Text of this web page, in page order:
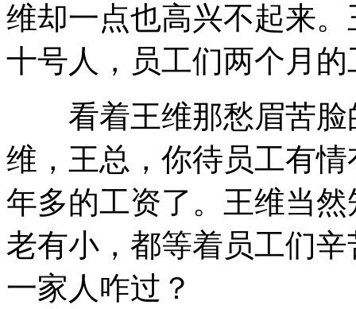
维却一点也高兴不起来
十号人，员工们两个月
看着王维那愁眉苦脸
维，王总，你待员工有
年多的工资了。王维当
老有小，都等着员工们
一家人咋过？